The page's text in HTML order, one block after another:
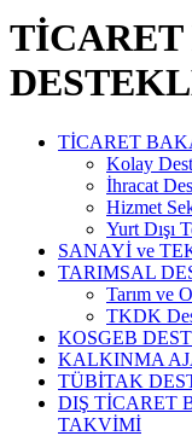
TİCARET
Kolay
İhracat
Hizmet
Yurt Dışı
SANAYİ ve
TARIMSAL
Tarım ve
TKDK
KOSGEB
KALKINMA
TÜBİTAK
DIŞ TİCARET
TAKVİMİ